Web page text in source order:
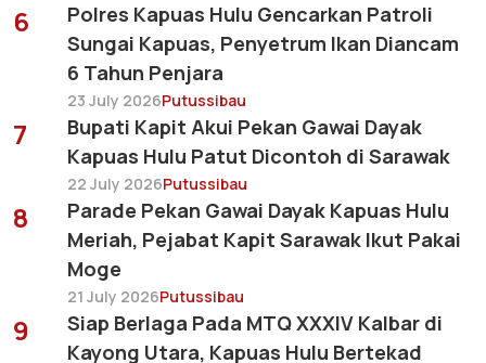
6
Polres Kapuas Hulu Gencarkan Patroli
Sungai Kapuas, Penyetrum Ikan Diancam
6 Tahun Penjara
23 July 2026Putussibau
7
Bupati Kapit Akui Pekan Gawai Dayak
Kapuas Hulu Patut Dicontoh di Sarawak
22 July 2026Putussibau
8
Parade Pekan Gawai Dayak Kapuas Hulu
Meriah, Pejabat Kapit Sarawak Ikut Pakai
Moge
21 July 2026Putussibau
9
Siap Berlaga Pada MTQ XXXIV Kalbar di
Kayong Utara, Kapuas Hulu Bertekad